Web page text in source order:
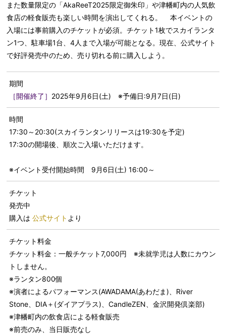
また数量限定の「AkaReeT2025限定御朱印」や津幡町内の人気飲
食店の軽食販売も楽しい時間を演出してくれる。 本イベントの
入場には事前購入のチケットが必須。チケット1枚でスカイランタ
ン1つ、駐車場1台、4人まで入場が可能となる。現在、公式サイト
で好評発売中のため、売り切れる前に購入しよう。
期間
［開催終了］ 2025年9月6日(土) ※予備日:9月7日(日)
時間
17:30～20:30(スカイランタンリリースは19:30を予定)
17:30の開場後、順次ご入場いただけます。
※イベント受付開始時間 9月6日(土) 16:00～
チケット
発売中
購入は公式サイト より
チケット料金
チケット料金：一般チケット7,000円 ※未就学児は人数にカウン
トしません。
※ランタン800個
※演者によるパフォーマンス(AWADAMA(あわだま)、River
Stone、DIA＋(ダイアプラス)、CandleZEN、金沢開発倶楽部)
※津幡町内の飲食店による軽食販売
※前売のみ、当日販売なし